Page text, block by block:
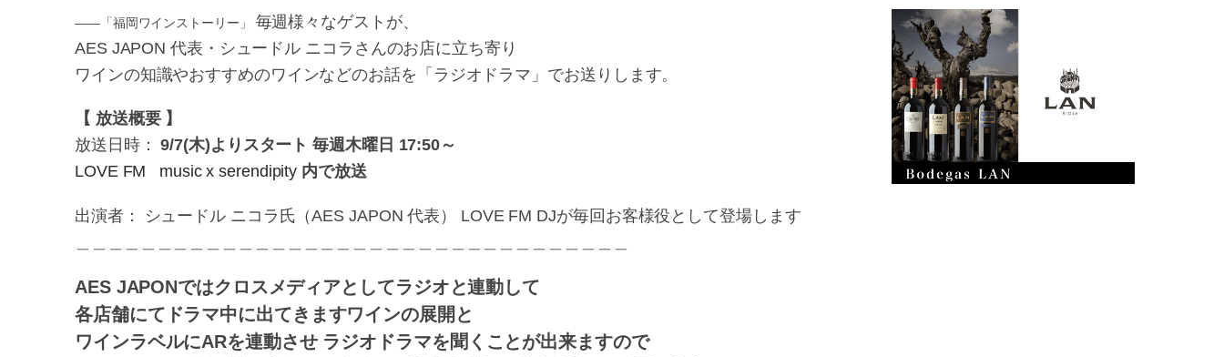
——「福岡ワインストーリー」 毎週様々なゲストが、
AES JAPON 代表・シュードル ニコラさんのお店に立ち寄り
ワインの知識やおすすめのワインなどのお話を「ラジオドラマ」でお送りします。
【 放送概要 】
放送日時：9/7(木)よりスタート 毎週木曜日 17:50～
LOVE FM
music x serendipity 内で放送
出演者： シュードル ニコラ氏（AES JAPON 代表） LOVE FM DJが毎回お客様役として登場します
AES JAPONではクロスメディアとしてラジオと連動して
各店舗にてドラマ中に出てきますワインの展開と
ワインラベルにARを連動させ ラジオドラマを聞くことが出来ますので